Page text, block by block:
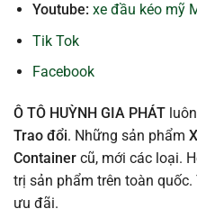
Youtube: xe đầu kéo mỹ
Tik Tok
Facebook
Ô TÔ HUỲNH GIA PHÁT
Trao đổi. Những sản phẩm
Container cũ, mới các loại.
trị sản phẩm trên toàn
ưu đãi.